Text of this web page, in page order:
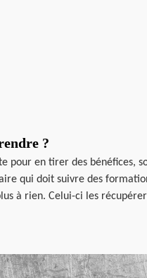
?
pour en tirer des bénéfices,
qui doit suivre des
à rien. Celui-ci les